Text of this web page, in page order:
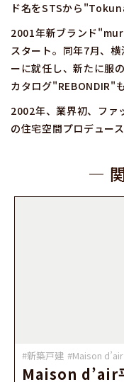
ド名をSTSから
2001年新ブランド
スタート。同年7月、
ーに就任し、新たに服
カタログ"REBONDIR"
2002年、業界初、ファ
の住宅空間プロデュー
#新築戸建 #Maison d’air
Maison d’air